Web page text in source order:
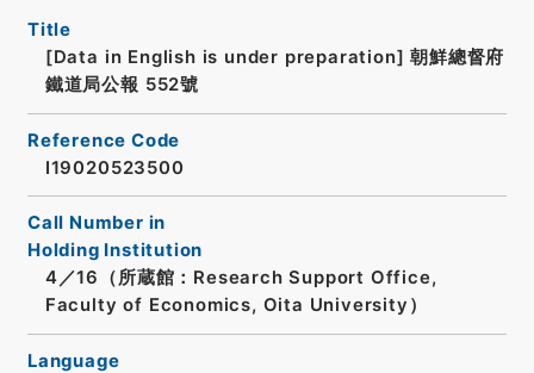
Title
[Data in English is under preparation] 朝鮮總督府
鐵道局公報 552號
Reference Code
I19020523500
Call Number in
Holding Institution
4／16（所蔵館：Research Support Office,
Faculty of Economics, Oita University）
Language